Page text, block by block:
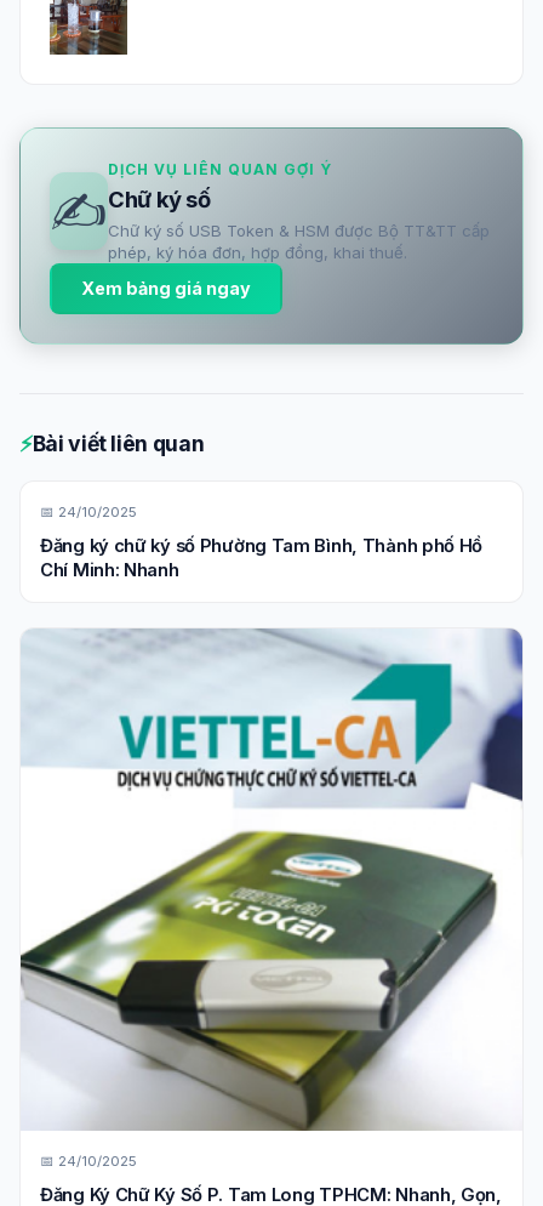
✍️
DỊCH VỤ LIÊN QUAN GỢI Ý
Chữ ký số
Chữ ký số USB Token & HSM được Bộ TT&TT cấp
phép, ký hóa đơn, hợp đồng, khai thuế.
Xem bảng giá ngay
⚡Bài viết liên quan
📅 24/10/2025
Đăng ký chữ ký số Phường Tam Bình, Thành phố Hồ
Chí Minh: Nhanh
📅 24/10/2025
Đăng Ký Chữ Ký Số P. Tam Long TPHCM: Nhanh, Gọn,